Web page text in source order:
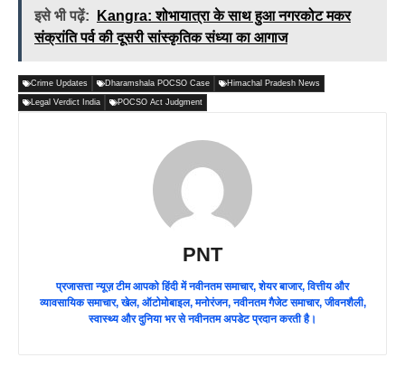
इसे भी पढ़ें:
Kangra: शोभायात्रा के साथ हुआ नगरकोट मकर
संक्रांति पर्व की दूसरी सांस्कृतिक संध्या का आगाज
Crime Updates Dharamshala POCSO Case Himachal Pradesh News
Legal Verdict India POCSO Act Judgment
PNT
प्रजासत्ता न्यूज़ टीम आपको हिंदी में नवीनतम समाचार, शेयर बाजार, वित्तीय और
व्यावसायिक समाचार, खेल, ऑटोमोबाइल, मनोरंजन, नवीनतम गैजेट समाचार, जीवनशैली,
स्वास्थ्य और दुनिया भर से नवीनतम अपडेट प्रदान करती है।